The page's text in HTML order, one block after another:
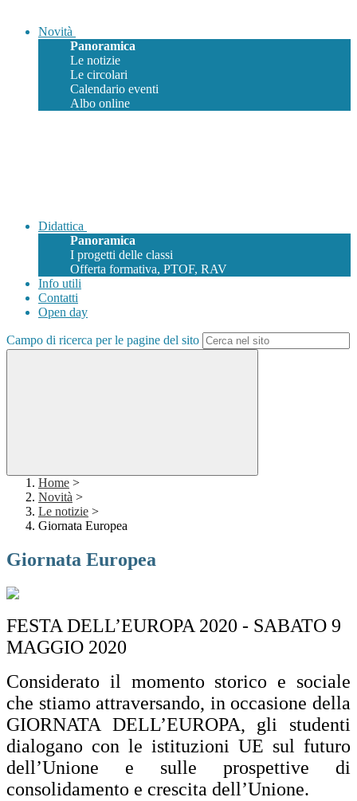
Novità
Panoramica
Le notizie
Le circolari
Calendario eventi
Albo online
Didattica
Panoramica
I progetti delle classi
Offerta formativa, PTOF, RAV
Info utili
Contatti
Open day
Campo di ricerca per le pagine del sito
Home >
Novità >
Le notizie >
Giornata Europea
Giornata Europea
FESTA DELL’EUROPA 2020 - SABATO 9
MAGGIO 2020
Considerato il momento storico e sociale
che stiamo attraversando, in occasione della
GIORNATA DELL’EUROPA, gli studenti
dialogano con le istituzioni UE sul futuro
dell’Unione e sulle prospettive di
consolidamento e crescita dell’Unione.